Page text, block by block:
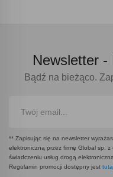
Newsletter -
Bądź na bieżąco.
** Zapisując się na newsletter
elektroniczną przez firmę Global sp.
świadczeniu usług drogą
Regulamin promocji dostępny jest